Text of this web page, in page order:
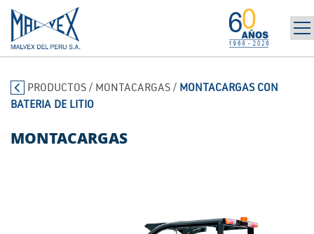
LA EMPRESA
PRODUCTOS / MONTACARGAS / MONTACARGAS CON
BATERIA DE LITIO
MONTACARGAS